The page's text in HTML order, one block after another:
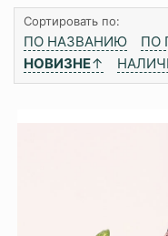
Сортировать по:
ПО НАЗВАНИЮ ПО
НОВИЗНЕ↑